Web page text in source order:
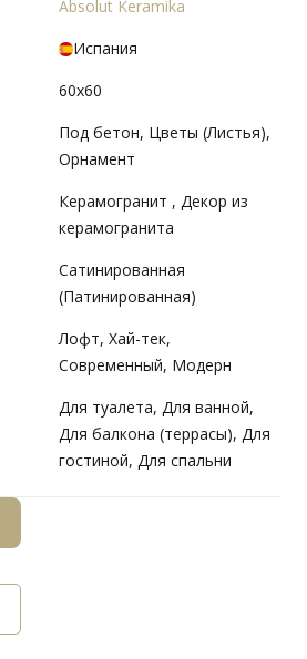
Absolut Keramika
Испания
60x60
Под бетон, Цветы (Листья),
Орнамент
Керамогранит , Декор из
керамогранита
Сатинированная
(Патинированная)
Лофт, Хай-тек,
Современный, Модерн
Для туалета, Для ванной,
Для балкона (террасы), Для
гостиной, Для спальни